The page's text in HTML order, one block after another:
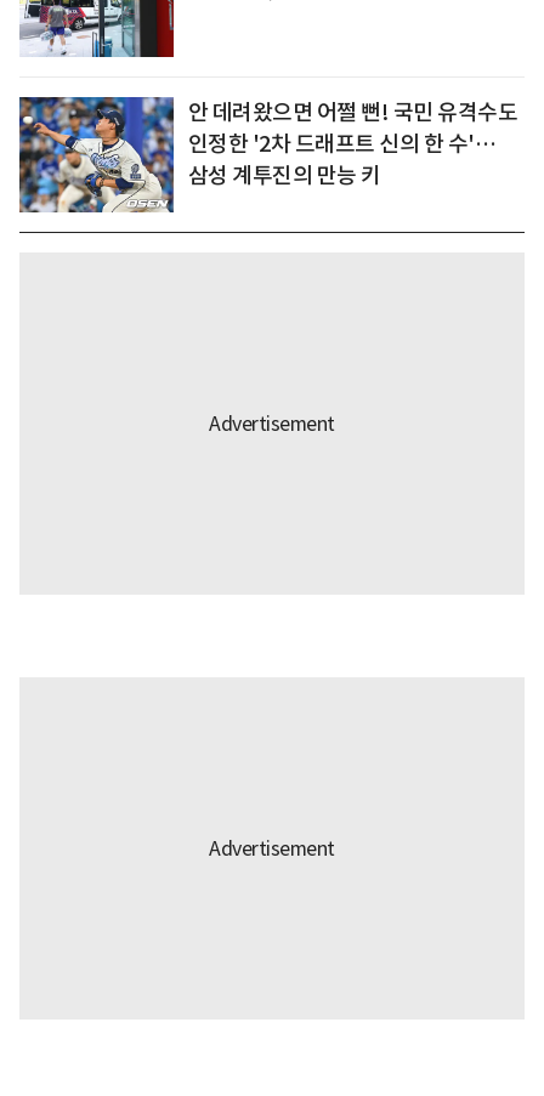
안 데려왔으면 어쩔 뻔! 국민 유격수도
인정한 '2차 드래프트 신의 한 수'…
삼성 계투진의 만능 키